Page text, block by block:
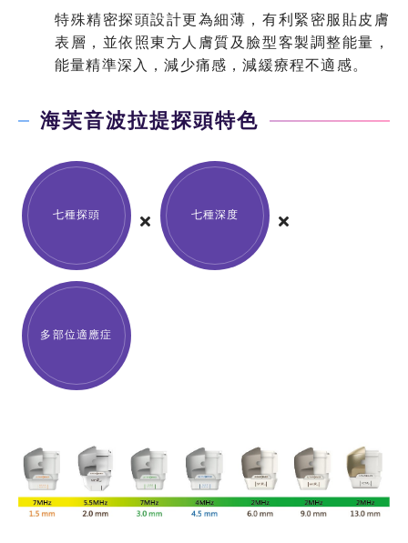
特殊精密探頭設計更為細薄，有利緊密服貼皮膚
表層，並依照東方人膚質及臉型客製調整能量，
能量精準深入，減少痛感，減緩療程不適感。
海芙音波拉提探頭特色
七種探頭 七種深度
多部位適應症